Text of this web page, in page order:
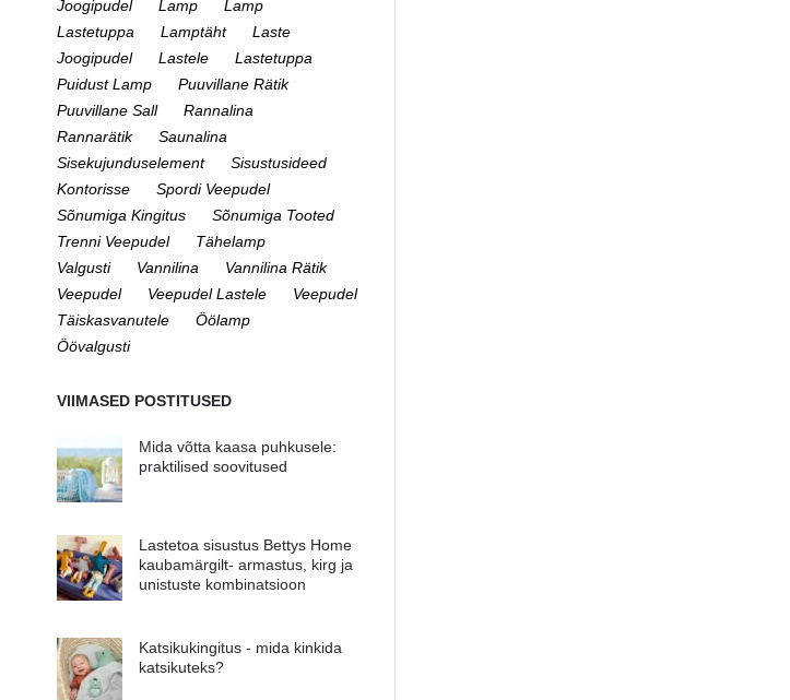
Joogipudel
Lamp
Lamp
Lastetuppa
Lamptäht
Laste
Joogipudel
Lastele
Lastetuppa
Puidust Lamp
Puuvillane Rätik
Puuvillane Sall
Rannalina
Rannarätik
Saunalina
Sisekujunduselement
Sisustusideed
Kontorisse
Spordi Veepudel
Sõnumiga Kingitus
Sõnumiga Tooted
Trenni Veepudel
Tähelamp
Valgusti
Vannilina
Vannilina Rätik
Veepudel
Veepudel Lastele
Veepudel
Täiskasvanutele
Öölamp
Öövalgusti
VIIMASED POSTITUSED
Mida võtta kaasa puhkusele:
praktilised soovitused
Lastetoa sisustus Bettys Home
kaubamärgilt- armastus, kirg ja
unistuste kombinatsioon
Katsikukingitus - mida kinkida
katsikuteks?